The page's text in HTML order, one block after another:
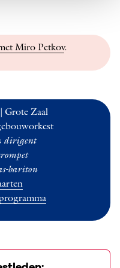
Miro Pet­kov.
Zaal
dirig­ent
bariton